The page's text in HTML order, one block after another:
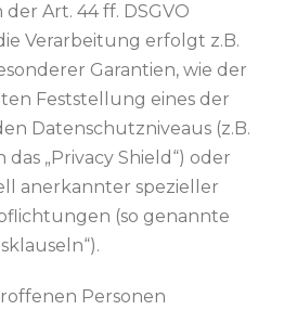
Art. 44 ff. DSGVO
Verarbeitung erfolgt z.B.
Garantien, wie der
Feststellung eines der
Datenschutzniveaus (z.B.
„Privacy Shield“) oder
anerkannter spezieller
(so genannte
Personen